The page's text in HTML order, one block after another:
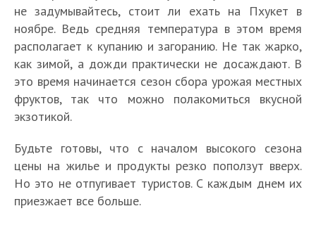
не задумывайтесь, стоит ли ехать на Пхукет в
ноябре. Ведь средняя температура в этом время
располагает к купанию и загоранию. Не так жарко,
как зимой, а дожди практически не досаждают. В
это время начинается сезон сбора урожая местных
фруктов, так что можно полакомиться вкусной
экзотикой.
Будьте готовы, что с началом высокого сезона
цены на жилье и продукты резко поползут вверх.
Но это не отпугивает туристов. С каждым днем их
приезжает все больше.